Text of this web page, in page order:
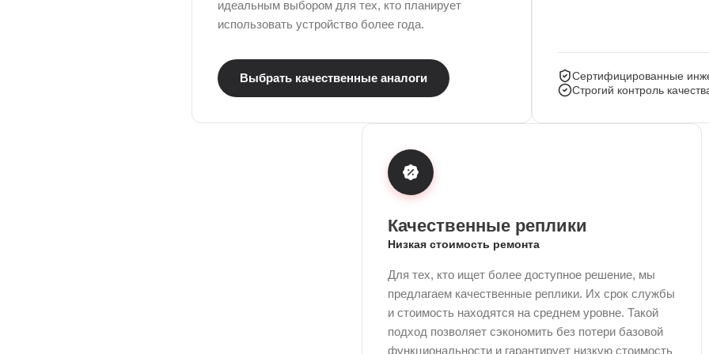
идеальным выбором для тех, кто планирует
использовать устройство более года.
Выбрать качественные аналоги
Сертифицированные
Строгий контроль
Качественные реплики
Низкая стоимость ремонта
Для тех, кто ищет более доступное решение, мы
предлагаем качественные реплики. Их срок службы
и стоимость находятся на среднем уровне. Такой
подход позволяет сэкономить без потери базовой
функциональности и гарантирует низкую стоимость